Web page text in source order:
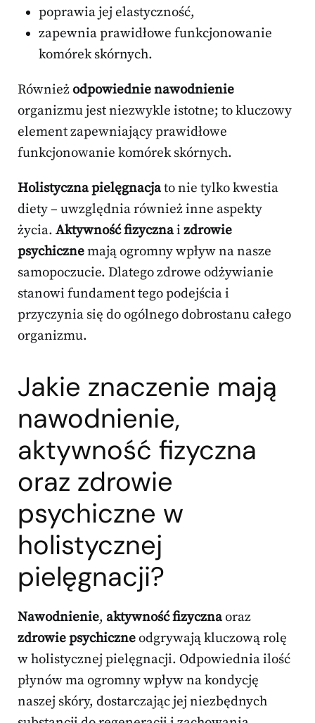
poprawia jej elastyczność,
zapewnia prawidłowe funkcjonowanie
komórek skórnych.
Równieżodpowiednie nawodnienie
organizmu jest niezwykle istotne; to kluczowy
element zapewniający prawidłowe
funkcjonowanie komórek skórnych.
Holistyczna pielęgnacjato nie tylko kwestia
diety – uwzględnia również inne aspekty
życia. Aktywność fizycznai zdrowie
psychicznemają ogromny wpływ na nasze
samopoczucie. Dlatego zdrowe odżywianie
stanowi fundament tego podejścia i
przyczynia się do ogólnego dobrostanu całego
organizmu.
Jakie znaczenie mają
nawodnienie,
aktywność fizyczna
oraz zdrowie
psychiczne w
holistycznej
pielęgnacji?
Nawodnienie, aktywność fizycznaoraz
zdrowie psychiczneodgrywają kluczową rolę
w holistycznej pielęgnacji. Odpowiednia ilość
płynów ma ogromny wpływ na kondycję
naszej skóry, dostarczając jej niezbędnych